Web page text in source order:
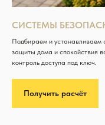
СИСТЕМЫ
Подбираем и устанавливаем
защиты дома и спокойствия
контроль доступа под ключ.
Получить расчёт